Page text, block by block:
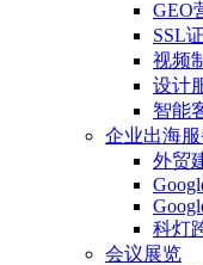
GEO
SSL
视频
设计
智能
企业出海服
外贸
科灯
会议展览